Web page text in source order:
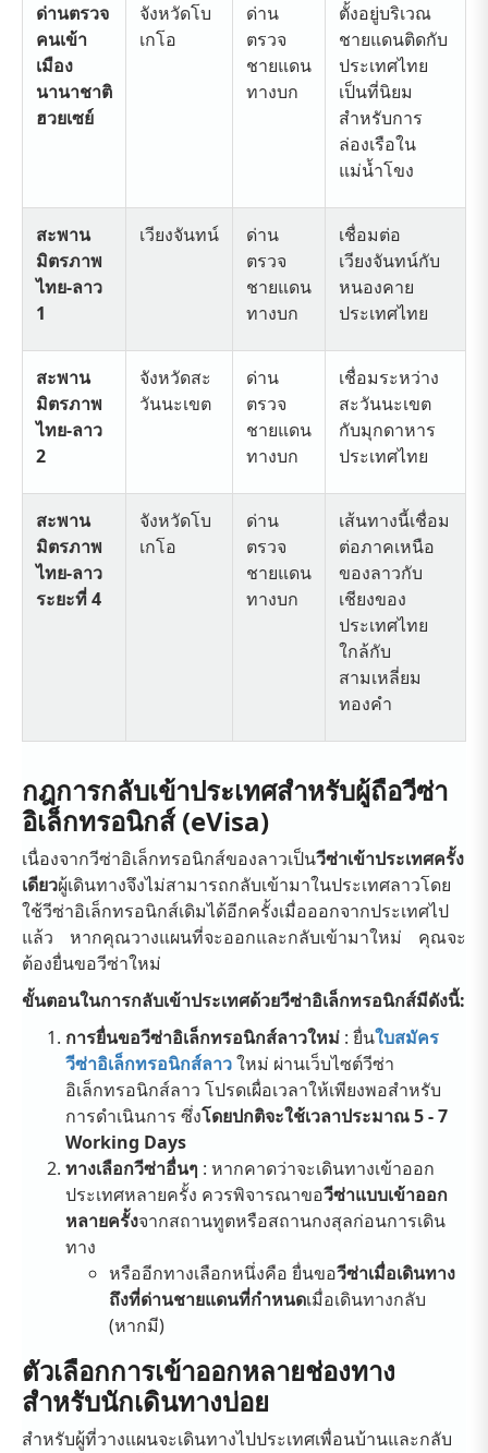
ด่านตรวจ
คนเข้า
เมือง
นานาชาติ
ฮวยเซย์
จังหวัดโบ
เกโอ
ด่าน
ตรวจ
ชายแดน
ทางบก
ตั้งอยู่บริเวณ
ชายแดนติดกับ
ประเทศไทย
เป็นที่นิยม
สำหรับการ
ล่องเรือใน
แม่น้ำโขง
สะพาน
มิตรภาพ
ไทย-ลาว
1
เวียงจันทน์
ด่าน
ตรวจ
ชายแดน
ทางบก
เชื่อมต่อ
เวียงจันทน์กับ
หนองคาย
ประเทศไทย
สะพาน
มิตรภาพ
ไทย-ลาว
2
จังหวัดสะ
วันนะเขต
ด่าน
ตรวจ
ชายแดน
ทางบก
เชื่อมระหว่าง
สะวันนะเขต
กับมุกดาหาร
ประเทศไทย
สะพาน
มิตรภาพ
ไทย-ลาว
ระยะที่ 4
จังหวัดโบ
เกโอ
ด่าน
ตรวจ
ชายแดน
ทางบก
เส้นทางนี้เชื่อม
ต่อภาคเหนือ
ของลาวกับ
เชียงของ
ประเทศไทย
ใกล้กับ
สามเหลี่ยม
ทองคำ
กฎการกลับเข้าประเทศสำหรับผู้ถือวีซ่า
อิเล็กทรอนิกส์ (eVisa)
เนื่องจากวีซ่าอิเล็กทรอนิกส์ของลาวเป็นวีซ่าเข้าประเทศครั้ง
เดียวผู้เดินทางจึงไม่สามารถกลับเข้ามาในประเทศลาวโดย
ใช้วีซ่าอิเล็กทรอนิกส์เดิมได้อีกครั้งเมื่อออกจากประเทศไป
แล้ว หากคุณวางแผนที่จะออกและกลับเข้ามาใหม่ คุณจะ
ต้องยื่นขอวีซ่าใหม่
ขั้นตอนในการกลับเข้าประเทศด้วยวีซ่าอิเล็กทรอนิกส์มีดังนี้:
การยื่นขอวีซ่าอิเล็กทรอนิกส์ลาวใหม่ : ยื่นใบสมัคร
วีซ่าอิเล็กทรอนิกส์ลาวใหม่ ผ่านเว็บไซต์วีซ่า
อิเล็กทรอนิกส์ลาว โปรดเผื่อเวลาให้เพียงพอสำหรับ
การดำเนินการ ซึ่งโดยปกติจะใช้เวลาประมาณ 5 - 7
Working Days
ทางเลือกวีซ่าอื่นๆ : หากคาดว่าจะเดินทางเข้าออก
ประเทศหลายครั้ง ควรพิจารณาขอวีซ่าแบบเข้าออก
หลายครั้งจากสถานทูตหรือสถานกงสุลก่อนการเดิน
ทาง
หรืออีกทางเลือกหนึ่งคือ ยื่นขอวีซ่าเมื่อเดินทาง
ถึงที่ด่านชายแดนที่กำหนดเมื่อเดินทางกลับ
(หากมี)
ตัวเลือกการเข้าออกหลายช่องทาง
สำหรับนักเดินทางบ่อย
สำหรับผู้ที่วางแผนจะเดินทางไปประเทศเพื่อนบ้านและกลับ